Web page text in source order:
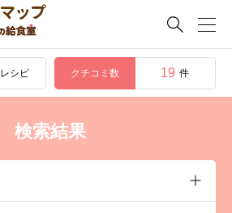

レシピ クチコミ数 19 件
検索結果